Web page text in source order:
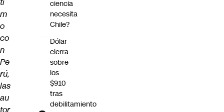
m
o
co
n
Pe
rú,
las
au
tor
ciencia
necesita
Chile?
Dólar
cierra
sobre
los
$910
tras
debilitamiento